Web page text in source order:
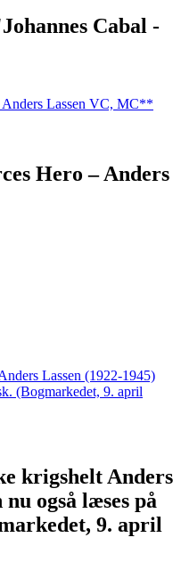
Cabal -
Hero – Anders
krigshelt Anders
nu også læses på
9. april